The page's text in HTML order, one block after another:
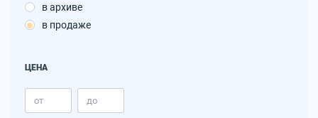
в архиве
в продаже
ЦЕНА